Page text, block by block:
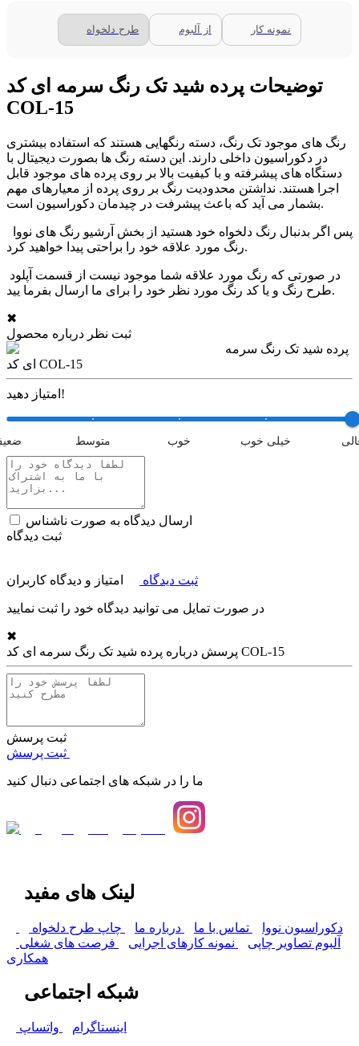
طرح دلخواه از آلبوم نمونه کار
توضیحات پرده شید تک رنگ سرمه ای کد
COL-15
رنگ های موجود تک رنگ، دسته رنگهایی هستند که استفاده بیشتری
در دکوراسیون داخلی دارند. این دسته رنگ ها بصورت دیجیتال با
دستگاه های پیشرفته و با کیفیت بالا بر روی پرده های موجود قابل
اجرا هستند. نداشتن محدودیت رنگ بر روی پرده از معیارهای مهم
بشمار می آید که باعث پیشرفت در چیدمان دکوراسیون است.
رنگ مورد علاقه خود را براحتی پیدا خواهید کرد.
طرح رنگ و یا کد رنگ مورد نظر خود را برای ما ارسال بفرما یید.
✖
ثبت نظر درباره محصول
پرده شید تک رنگ سرمه
ای کد COL-15
امتیاز دهید!
متوسط خوب خیلی خوب
ارسال دیدگاه به صورت ناشناس
ثبت دیدگاه
ثبت دیدگاه امتیاز و دیدگاه کاربران
در صورت تمایل می توانید دیدگاه خود را ثبت نمایید
✖
پرسش درباره پرده شید تک رنگ سرمه ای کد COL-15
ثبت پرسش
ما را در شبکه های اجتماعی دنبال کنید
لینک های مفید
دکوراسیون نووا تماس با ما درباره ما
چاپ طرح دلخواه
آلبوم تصاویر چاپی
نمونه کارهای اجرایی
فرصت های شغلی
همکاری
شبکه اجتماعی
اینستاگرام واتساپ